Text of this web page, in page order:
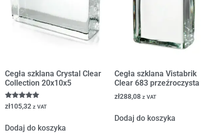
Cegła szklana Crystal Clear
Collection 20x10x5
Oceniono
5.00
zł105,32 z VAT
Dodaj do koszyka
Cegła szklana Vistabrik
Clear 683 przeźroczysta
zł288,08 z VAT
Dodaj do koszyka